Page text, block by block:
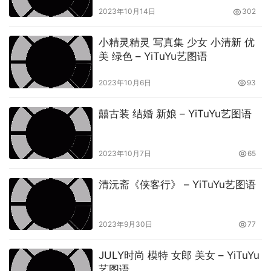
2023年10月14日 302
小精灵精灵 写真集 少女 小清新 优
美 绿色 – YiTuYu艺图语
2023年10月6日 93
囍古装 结婚 新娘 – YiTuYu艺图语
2023年10月7日 65
清沅斋《侠客行》 – YiTuYu艺图语
2023年9月30日 77
JULY时尚 模特 女郎 美女 – YiTuYu